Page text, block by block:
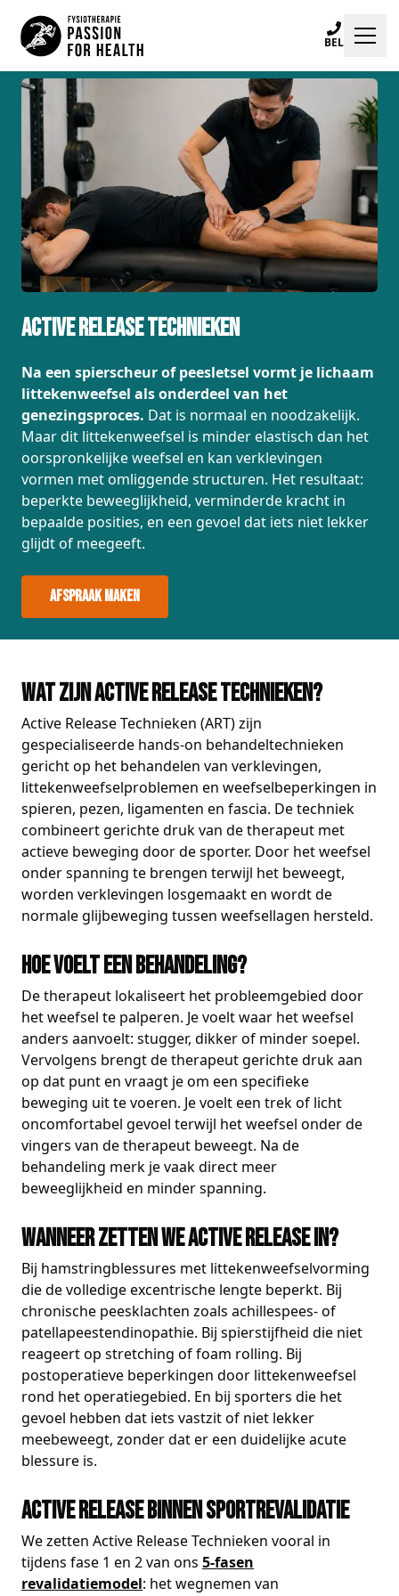
BEL
Klachten
Specialisaties
Trainingen
Locaties
Praktijkinfo
Blogs
Afspraak maken
Active Release Technieken
Na een spierscheur of peesletsel vormt je lichaam
littekenweefsel als onderdeel van het
genezingsproces. Dat is normaal en noodzakelijk.
Maar dit littekenweefsel is minder elastisch dan het
oorspronkelijke weefsel en kan verklevingen
vormen met omliggende structuren. Het resultaat:
beperkte beweeglijkheid, verminderde kracht in
bepaalde posities, en een gevoel dat iets niet lekker
glijdt of meegeeft.
Afspraak maken
Wat zijn Active Release Technieken?
Active Release Technieken (ART) zijn
gespecialiseerde hands-on behandeltechnieken
gericht op het behandelen van verklevingen,
littekenweefselproblemen en weefselbeperkingen in
spieren, pezen, ligamenten en fascia. De techniek
combineert gerichte druk van de therapeut met
actieve beweging door de sporter. Door het weefsel
onder spanning te brengen terwijl het beweegt,
worden verklevingen losgemaakt en wordt de
normale glijbeweging tussen weefsellagen hersteld.
Hoe voelt een behandeling?
De therapeut lokaliseert het probleemgebied door
het weefsel te palperen. Je voelt waar het weefsel
anders aanvoelt: stugger, dikker of minder soepel.
Vervolgens brengt de therapeut gerichte druk aan
op dat punt en vraagt je om een specifieke
beweging uit te voeren. Je voelt een trek of licht
oncomfortabel gevoel terwijl het weefsel onder de
vingers van de therapeut beweegt. Na de
behandeling merk je vaak direct meer
beweeglijkheid en minder spanning.
Wanneer zetten we Active Release in?
Bij hamstringblessures met littekenweefselvorming
die de volledige excentrische lengte beperkt. Bij
chronische peesklachten zoals achillespees- of
patellapeestendinopathie. Bij spierstijfheid die niet
reageert op stretching of foam rolling. Bij
postoperatieve beperkingen door littekenweefsel
rond het operatiegebied. En bij sporters die het
gevoel hebben dat iets vastzit of niet lekker
meebeweegt, zonder dat er een duidelijke acute
blessure is.
Active Release binnen sportrevalidatie
We zetten Active Release Technieken vooral in
tijdens fase 1 en 2 van ons 5-fasen
revalidatiemodel: het wegnemen van